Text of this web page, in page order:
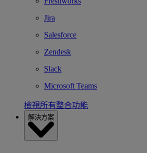
Jira
Salesforce
Zendesk
Slack
Microsoft Teams
檢視所有整合功能
解決方案